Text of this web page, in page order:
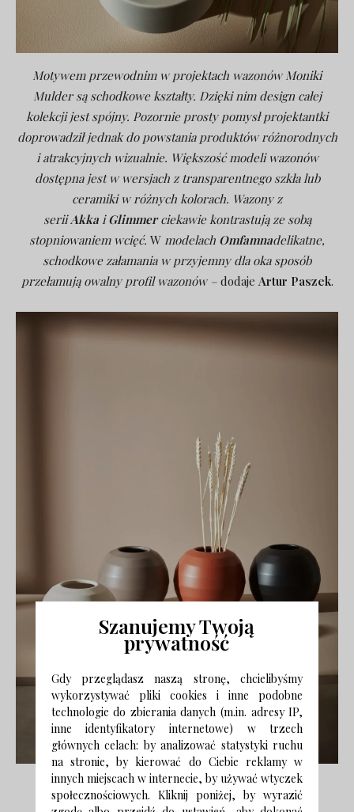
Motywem przewodnim w projektach wazonów Moniki
Mulder są schodkowe kształty. Dzięki nim design całej
kolekcji jest spójny. Pozornie prosty pomysł projektantki
doprowadził jednak do powstania produktów różnorodnych
i atrakcyjnych wizualnie. Większość modeli wazonów
dostępna jest w wersjach z transparentnego szkła lub
ceramiki w różnych kolorach. Wazony z
seriiAkkaiGlimmerciekawie kontrastują ze sobą
stopniowaniem wcięć. W modelach Omfamnadelikatne,
schodkowe załamania w przyjemny dla oka sposób
przełamują owalny profil wazonów – dodaje Artur Paszek.
Jestem pod wielkim wrażeniem form i kolorów jakie
Szanujemy Twoją
prywatność
Gdy przeglądasz naszą stronę, chcielibyśmy
wykorzystywać pliki cookies i inne podobne
technologie do zbierania danych (m.in. adresy IP,
inne identyfikatory internetowe) w trzech
głównych celach: by analizować statystyki ruchu
na stronie, by kierować do Ciebie reklamy w
innych miejscach w internecie, by używać wtyczek
społecznościowych. Kliknij poniżej, by wyrazić